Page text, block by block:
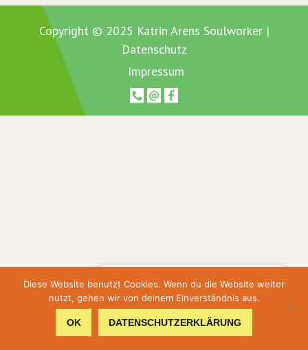
Copyright © 2025 Katrin Arens Soulworker |
Datenschutz
Impressum
Hier geht's zur Terminbuchung
Hier gehts zum Shop
Diese Website benutzt Cookies. Wenn du die Website weiter
nutzt, gehen wir von deinem Einverständnis aus.
OK DATENSCHUTZERKLÄRUNG